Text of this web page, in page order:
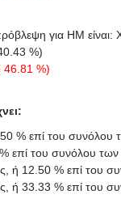
για HΜ είναι:
%)
46.81 %)
% επί του συνόλου
επί του συνόλου
ή 12.50 % επί του
ή 33.33 % επί του